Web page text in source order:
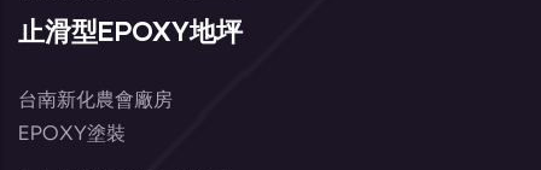
止滑型EPOXY地坪
台南新化農會廠房
EPOXY塗裝